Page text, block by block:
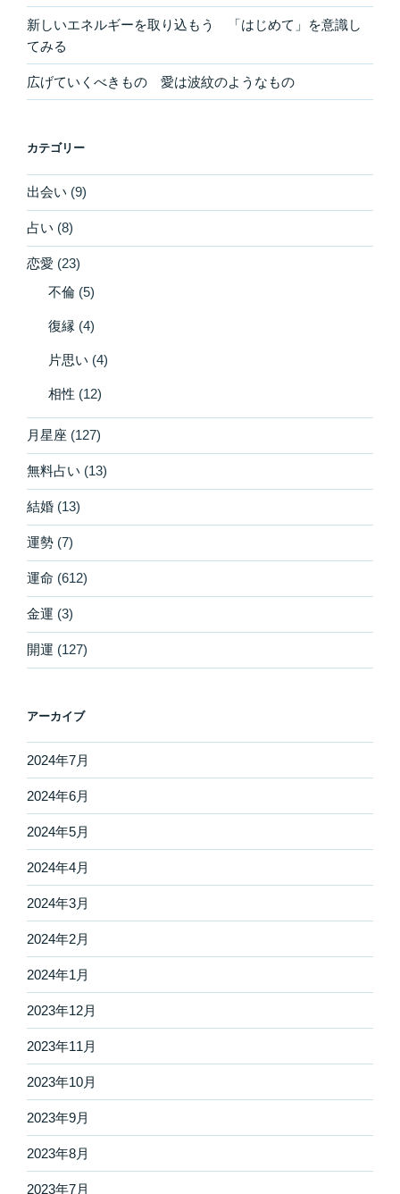
新しいエネルギーを取り込もう 「はじめて」を意識し
てみる
広げていくべきもの 愛は波紋のようなもの
カテゴリー
出会い (9)
占い (8)
恋愛 (23)
不倫 (5)
復縁 (4)
片思い (4)
相性 (12)
月星座 (127)
無料占い (13)
結婚 (13)
運勢 (7)
運命 (612)
金運 (3)
開運 (127)
アーカイブ
2024年7月
2024年6月
2024年5月
2024年4月
2024年3月
2024年2月
2024年1月
2023年12月
2023年11月
2023年10月
2023年9月
2023年8月
2023年7月